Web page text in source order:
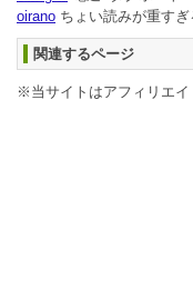
oirano ちょい読みが重すぎ
関連するページ
※当サイトはアフィリエイ